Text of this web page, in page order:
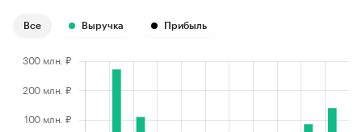
Все Выручка Прибыль